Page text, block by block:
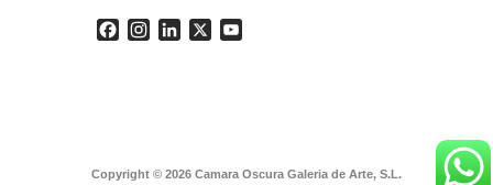
Facebook
Instagram
LinkedIn
Copyright © 2026 Camara Oscura Galeria de Arte, S.L.